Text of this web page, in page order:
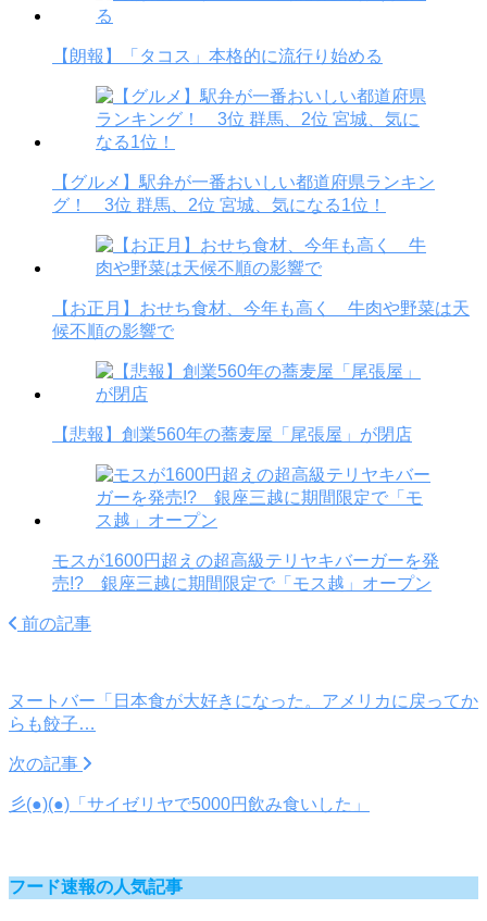
【朗報】「タコス」本格的に流行り始める
【グルメ】駅弁が一番おいしい都道府県ランキン
グ！ 3位 群馬、2位 宮城、気になる1位！
【お正月】おせち食材、今年も高く 牛肉や野菜は天
候不順の影響で
【悲報】創業560年の蕎麦屋「尾張屋」が閉店
モスが1600円超えの超高級テリヤキバーガーを発
売!? 銀座三越に期間限定で「モス越」オープン
前の記事
ヌートバー「日本食が大好きになった。アメリカに戻ってか
らも餃子…
次の記事
彡(●)(●)「サイゼリヤで5000円飲み食いした」
フード速報の人気記事